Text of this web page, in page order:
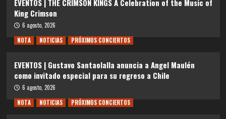
EVENTOS | THE CRIMSON KINGS A Celebration of the Music of
King Crimson
6 agosto, 2026
NOTA
NOTICIAS PRÓXIMOS CONCIERTOS
EVENTOS | Gustavo Santaolalla anuncia a Angel Maulén
como invitado especial para su regreso a Chile
6 agosto, 2026
NOTA
NOTICIAS PRÓXIMOS CONCIERTOS